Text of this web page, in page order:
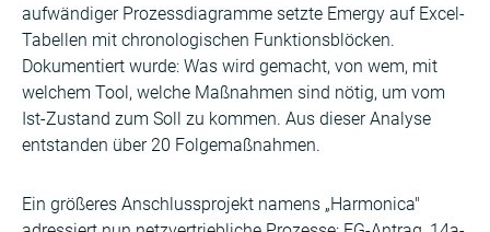
aufwändiger Prozessdiagramme setzte Emergy auf Excel-
Tabellen mit chronologischen Funktionsblöcken.
Dokumentiert wurde: Was wird gemacht, von wem, mit
welchem Tool, welche Maßnahmen sind nötig, um vom
Ist-Zustand zum Soll zu kommen. Aus dieser Analyse
entstanden über 20 Folgemaßnahmen.
Ein größeres Anschlussprojekt namens „Harmonica"